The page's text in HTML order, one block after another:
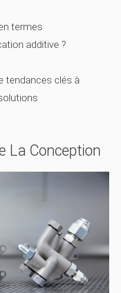
termes
additive ?
tendances clés à
La Conception